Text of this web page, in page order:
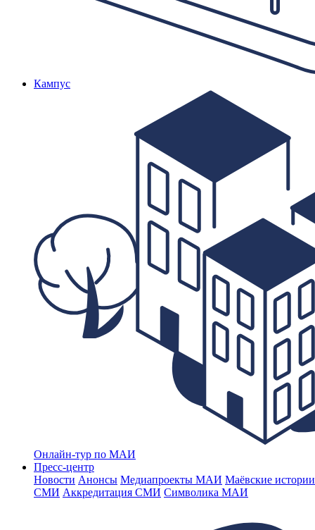
Кампус
Онлайн-тур по МАИ
Пресс-центр
Новости Анонсы Медиапроекты МАИ Маёвские
СМИ Аккредитация СМИ Символика МАИ